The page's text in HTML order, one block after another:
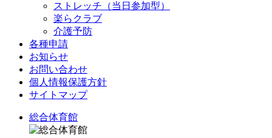
ストレッチ（当日参加型）
楽らクラブ
介護予防
各種申請
お知らせ
お問い合わせ
個人情報保護方針
サイトマップ
総合体育館